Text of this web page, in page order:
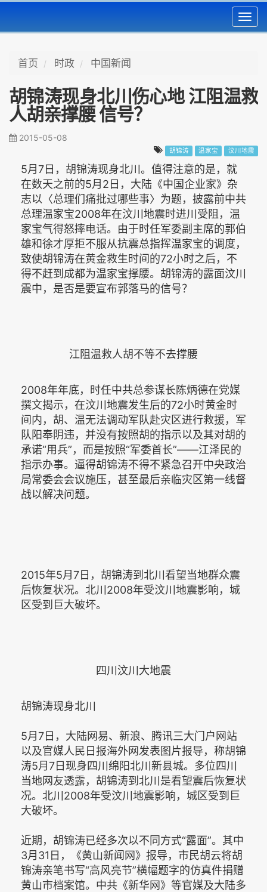
首页 时政 中国新闻
胡锦涛现身北川伤心地 江阻温救
人胡亲撑腰 信号？
2015-05-08
胡锦涛 温家宝 汶川地震
5月7日，胡锦涛现身北川。值得注意的是，就
在数天之前的5月2日，大陆《中国企业家》杂
志以〈总理们痛批过哪些事〉为题，披露前中共
总理温家宝2008年在汶川地震时进川受阻，温
家宝气得怒摔电话。由于时任军委副主席的郭伯
雄和徐才厚拒不服从抗震总指挥温家宝的调度，
致使胡锦涛在黄金救生时间的72小时之后，不
得不赶到成都为温家宝撑腰。胡锦涛的露面汶川
震中，是否是要宣布郭落马的信号？
江阻温救人胡不等不去撑腰
2008年年底，时任中共总参谋长陈炳德在党媒
撰文揭示，在汶川地震发生后的72小时黄金时
间内，胡、温无法调动军队赴灾区进行救援，军
队阳奉阴违，并没有按照胡的指示以及其对胡的
承诺“用兵”，而是按照“军委首长”——江泽民的
指示办事。逼得胡锦涛不得不紧急召开中央政治
局常委会会议施压，甚至最后亲临灾区第一线督
战以解决问题。
2015年5月7日，胡锦涛到北川看望当地群众震
后恢复状况。北川2008年受汶川地震影响，城
区受到巨大破坏。
四川汶川大地震
胡锦涛现身北川
5月7日，大陆网易、新浪、腾讯三大门户网站
以及官媒人民日报海外网发表图片报导，称胡锦
涛5月7日现身四川绵阳北川新县城。多位四川
当地网友透露，胡锦涛到北川是看望震后恢复状
况。北川2008年受汶川地震影响，城区受到巨
大破坏。
近期，胡锦涛已经多次以不同方式“露面”。其中
3月31日，《黄山新闻网》报导，市民胡云将胡
锦涛亲笔书写“高风亮节”横幅题字的仿真件捐赠
黄山市档案馆。中共《新华网》等官媒及大陆多